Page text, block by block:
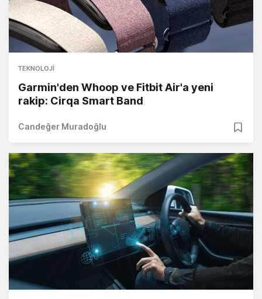
TEKNOLOJI
Garmin'den Whoop ve Fitbit Air'a yeni
rakip: Cirqa Smart Band
Candeğer Muradoğlu